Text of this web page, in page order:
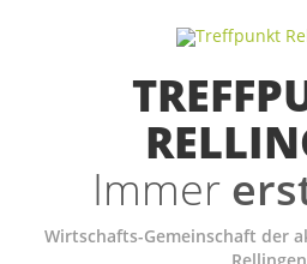
Immer
Wirtschafts-Gemeinschaft der